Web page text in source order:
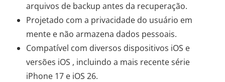
arquivos de backup antes da recuperação.
Projetado com a privacidade do usuário em
mente e não armazena dados pessoais.
Compatível com diversos dispositivos iOS e
versões iOS , incluindo a mais recente série
iPhone 17 e iOS 26.